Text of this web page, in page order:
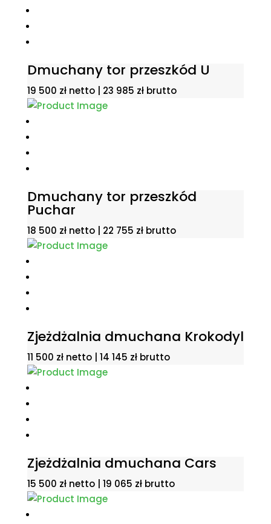
Dmuchany tor przeszkód U
19 500 zł netto | 23 985 złbrutto
Dmuchany tor przeszkód
Puchar
18 500 zł netto | 22 755 złbrutto
Zjeżdżalnia dmuchana Krokodyl
11 500 zł netto | 14 145 złbrutto
Zjeżdżalnia dmuchana Cars
15 500 zł netto | 19 065 złbrutto